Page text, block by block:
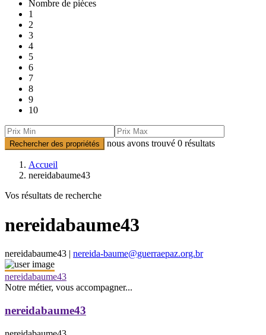
Nombre de pièces
1
2
3
4
5
6
7
8
9
10
Rechercher des propriétés nous avons trouvé 0 résultats
Accueil
nereidabaume43
Vos résultats de recherche
nereidabaume43
nereidabaume43 | nereida-baume@guerraepaz.org.br
nereidabaume43
Notre métier, vous accompagner...
nereidabaume43